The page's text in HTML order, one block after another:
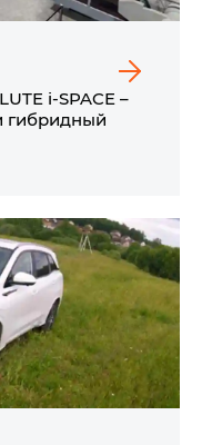
i‑SPACE –
гибридный